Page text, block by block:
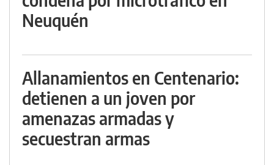
Neuquén
Allanamientos en Centenario:
detienen a un joven por
amenazas armadas y
secuestran armas